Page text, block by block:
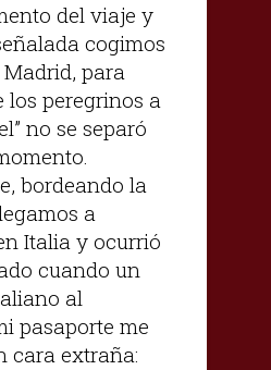
del viaje y
cogimos
para
los peregrinos a
no se separó
bordeando la
a
Italia y ocurrió
cuando un
al
pasaporte me
cara extraña: